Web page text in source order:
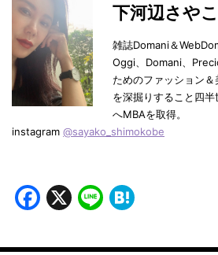
下河辺さやこ
雑誌Domani＆
Oggi、Domani、
ためのファッション
を深掘りすること四
へMBAを取得。
instagram @sayako_shimokobe
Facebook
X Line